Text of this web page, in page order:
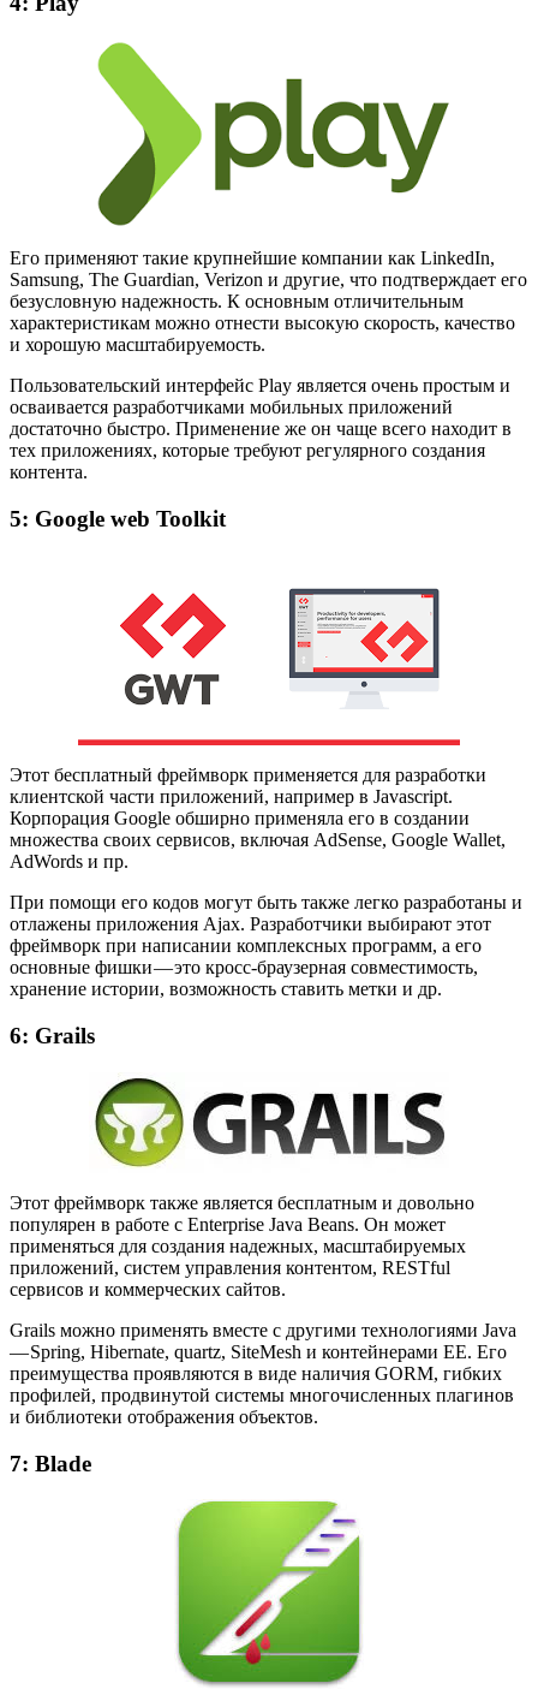
Его применяют такие крупнейшие компании как LinkedIn,
Samsung, The Guardian, Verizon и другие, что подтверждает его
безусловную надежность. К основным отличительным
характеристикам можно отнести высокую скорость, качество
и хорошую масштабируемость.
Пользовательский интерфейс Play является очень простым и
осваивается разработчиками мобильных приложений
достаточно быстро. Применение же он чаще всего находит в
тех приложениях, которые требуют регулярного создания
контента.
5: Google web Toolkit
Этот бесплатный фреймворк применяется для разработки
клиентской части приложений, например в Javascript.
Корпорация Google обширно применяла его в создании
множества своих сервисов, включая AdSense, Google Wallet,
AdWords и пр.
При помощи его кодов могут быть также легко разработаны и
отлажены приложения Ajax. Разработчики выбирают этот
фреймворк при написании комплексных программ, а его
основные фишки — это кросс-браузерная совместимость,
хранение истории, возможность ставить метки и др.
6: Grails
Этот фреймворк также является бесплатным и довольно
популярен в работе с Enterprise Java Beans. Он может
применяться для создания надежных, масштабируемых
приложений, систем управления контентом, RESTful
сервисов и коммерческих сайтов.
Grails можно применять вместе с другими технологиями Java
— Spring, Hibernate, quartz, SiteMesh и контейнерами EE. Его
преимущества проявляются в виде наличия GORM, гибких
профилей, продвинутой системы многочисленных плагинов
и библиотеки отображения объектов.
7: Blade